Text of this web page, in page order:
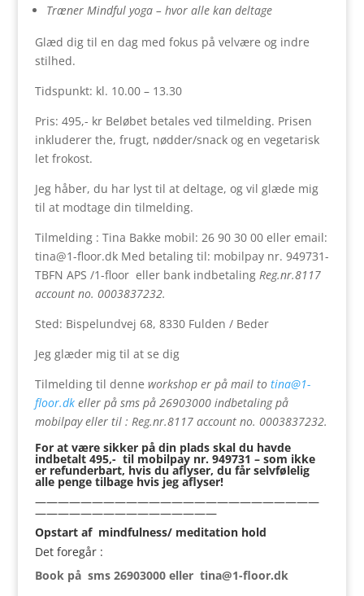
Træner Mindful yoga – hvor alle kan deltage
Glæd dig til en dag med fokus på velvære og indre
stilhed.
Tidspunkt: kl. 10.00 – 13.30
Pris: 495,- kr Beløbet betales ved tilmelding. Prisen
inkluderer the, frugt, nødder/snack og en vegetarisk
let frokost.
Jeg håber, du har lyst til at deltage, og vil glæde mig
til at modtage din tilmelding.
Tilmelding : Tina Bakke mobil: 26 90 30 00 eller email:
tina@1-floor.dk Med betaling til: mobilpay nr. 949731-
TBFN APS /1-floor eller bank indbetaling Reg.nr.8117
account no. 0003837232.
Sted: Bispelundvej 68, 8330 Fulden / Beder
Jeg glæder mig til at se dig
Tilmelding til denne workshop er på mail to tina@1-
floor.dkeller på sms på 26903000 indbetaling på
mobilpay eller til : Reg.nr.8117 account no. 0003837232.
For at være sikker på din plads skal du havde
indbetalt 495,- til mobilpay nr. 949731 – som ikke
er refunderbart, hvis du aflyser, du får selvfølelig
alle penge tilbage hvis jeg aflyser!
—————————————————————————
————————————————
Opstart af mindfulness/ meditation hold
Det foregår :
Book på sms 26903000 eller tina@1-floor.dk